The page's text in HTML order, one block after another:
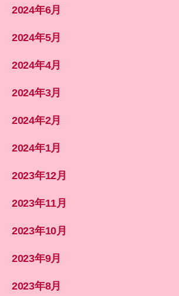
2024年6月
2024年5月
2024年4月
2024年3月
2024年2月
2024年1月
2023年12月
2023年11月
2023年10月
2023年9月
2023年8月